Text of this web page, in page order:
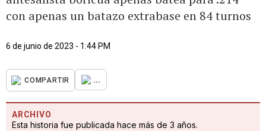
con apenas un batazo extrabase en 84 turnos
6 de junio de 2023 - 1:44 PM
COMPARTIR ...
ARCHIVO
Esta historia fue publicada hace más de 3 años.